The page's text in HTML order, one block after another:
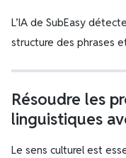
L’IA de SubEasy
structure des phrases
Résoudre les
linguistiques
Le sens culturel est